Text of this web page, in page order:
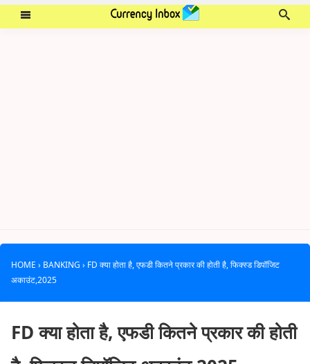
HOME › BANKING › FD क्या होता है, एफडी कितने प्रकार की होती है, फिक्स्ड डिपॉजिट
अकाउंट,2025
FD क्या होता है, एफडी कितने प्रकार की होती